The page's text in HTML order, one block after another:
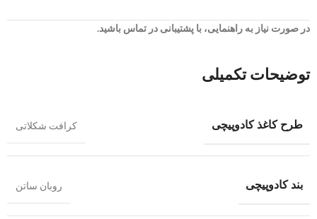
در صورت نیاز به راهنمایی، با پشتیبانی در تماس باشید.
توضیحات تکمیلی
طرح کاغذ کادوپیچی کرافت شکلاتی
بند کادوپیچی روبان ساتن